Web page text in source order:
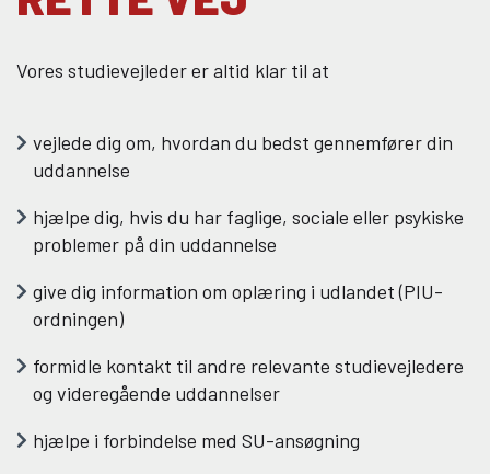
Vores studievejleder er altid klar til at
vejlede dig om, hvordan du bedst gennemfører din
uddannelse
hjælpe dig, hvis du har faglige, sociale eller psykiske
problemer på din uddannelse
give dig information om oplæring i udlandet (PIU-
ordningen)
formidle kontakt til andre relevante studievejledere
og videregående uddannelser
hjælpe i forbindelse med SU-ansøgning